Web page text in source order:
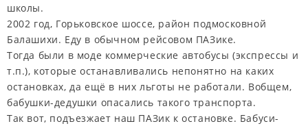
школы.
2002 год, Горьковское шоссе, район подмосковной
Балашихи. Еду в обычном рейсовом ПАЗике.
Тогда были в моде коммерческие автобусы (экспрессы и
т.п.), которые останавливались непонятно на каких
остановках, да ещё в них льготы не работали. Вобщем,
бабушки-дедушки опасались такого транспорта.
Так вот, подъезжает наш ПАЗик к остановке. Бабуси-